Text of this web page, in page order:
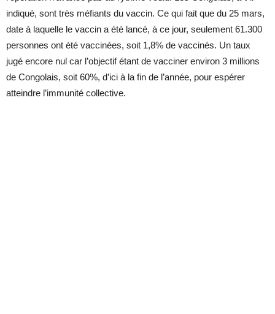
indiqué, sont très méfiants du vaccin. Ce qui fait que du 25 mars,
date à laquelle le vaccin a été lancé, à ce jour, seulement 61.300
personnes ont été vaccinées, soit 1,8% de vaccinés. Un taux
jugé encore nul car l’objectif étant de vacciner environ 3 millions
de Congolais, soit 60%, d’ici à la fin de l’année, pour espérer
atteindre l’immunité collective.